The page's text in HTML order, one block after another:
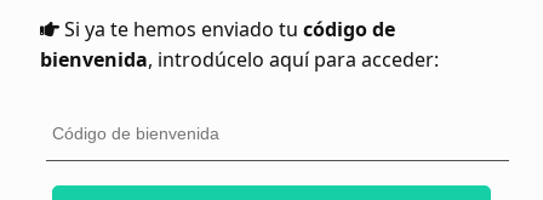
Si ya te hemos enviado tu código de
bienvenida, introdúcelo aquí para acceder: